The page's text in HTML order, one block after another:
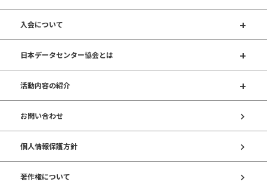
入会について
日本データセンター協会とは
活動内容の紹介
お問い合わせ
個人情報保護方針
著作権について